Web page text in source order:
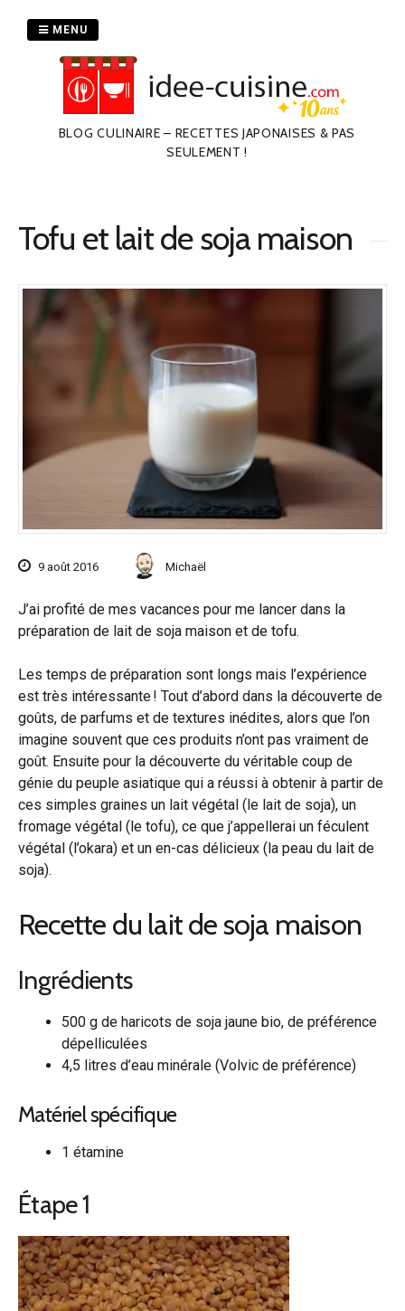
BLOG CULINAIRE – RECETTES JAPONAISES & PAS
SEULEMENT !
MENU
Tofu et lait de soja maison
9 août 2016 Michaël
J’ai profité de mes vacances pour me lancer dans la
préparation de lait de soja maison et de tofu.
Les temps de préparation sont longs mais l’expérience
est très intéressante ! Tout d’abord dans la découverte de
goûts, de parfums et de textures inédites, alors que l’on
imagine souvent que ces produits n’ont pas vraiment de
goût. Ensuite pour la découverte du véritable coup de
génie du peuple asiatique qui a réussi à obtenir à partir de
ces simples graines un lait végétal (le lait de soja), un
fromage végétal (le tofu), ce que j’appellerai un féculent
végétal (l’okara) et un en-cas délicieux (la peau du lait de
soja).
Recette du lait de soja maison
Ingrédients
500 g de haricots de soja jaune bio, de préférence
dépelliculées
4,5 litres d’eau minérale (Volvic de préférence)
Matériel spécifique
1 étamine
Étape 1